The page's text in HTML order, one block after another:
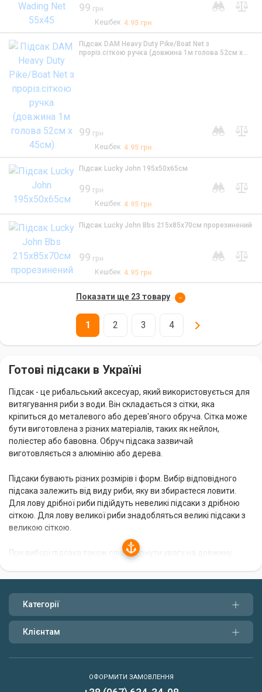
99 грн
Кешбек4.95 грн
Підсак DAM Heavy Duty Pike/Boat Net з
проріз.сіткою ручка (довжина 1м голова 52см х
99 грн
Кешбек4.95 грн
Підсак Lucky John 195x50х65см
99 грн
Кешбек4.95 грн
Підсак Lucky John Bbs 215х85х70см прорезинений
99 грн
Кешбек4.95 грн
Показати ще 23 товару
1 2 3 4
Готові підсаки в Україні
Підсак - це рибальський аксесуар, який використовується для
витягування риби з води. Він складається з сітки, яка
кріпиться до металевого або дерев'яного обруча. Сітка може
бути виготовлена з різних матеріалів, таких як нейлон,
поліестер або бавовна. Обруч підсака зазвичай
виготовляється з алюмінію або дерева.
Підсаки бувають різних розмірів і форм. Вибір відповідного
підсака залежить від виду риби, яку ви збираєтеся ловити.
Для лову дрібної риби підійдуть невеликі підсаки з дрібною
сіткою. Для лову великої риби знадобляться великі підсаки з
великою сіткою.
При виборі підсака також слід звернути увагу на довжину
легко дістати рибу з води. Також важливо, щоб ручка була
Купити готовий підсак в Україні
В інтернет-магазині Forest ви можете купити готовий підсак за
вигідною ціною. У нашому каталозі представлений широкий
підсаки з якісних матеріалів, які прослужать вам довгі роки.
Категорії
Клієнтам
ОФОРМИТИ ЗАМОВЛЕННЯ